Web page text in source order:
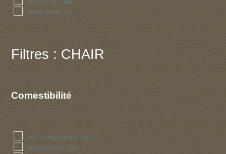
(40)
excentree (1)
Filtres : CHAIR
Comestibilité
bon comestible (4)
comestible (8)